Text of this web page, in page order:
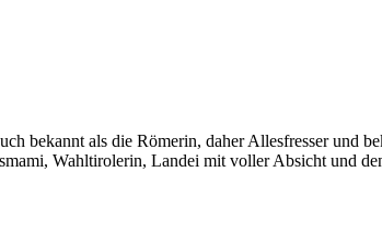
bekannt als die Römerin, daher Allesfresser und
Wahltirolerin, Landei mit voller Absicht und